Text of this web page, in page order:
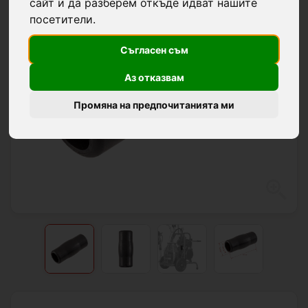
посетители.
Съгласен съм
Аз отказвам
Промяна на предпочитанията ми